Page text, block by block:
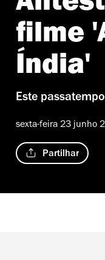
filme
Índia'
Este
sexta-feira 23 junho
Partilhar